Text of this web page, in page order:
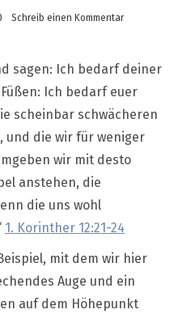
Schreib einen Kommentarzu
Dich
sagen: Ich bedarf deiner
Ich bedarf euer
scheinbar schwächeren
und die wir für weniger
wir mit desto
anstehen, die
die uns wohl
1. Korinther 12:21-24
mit dem wir hier
Auge und ein
auf dem Höhepunkt